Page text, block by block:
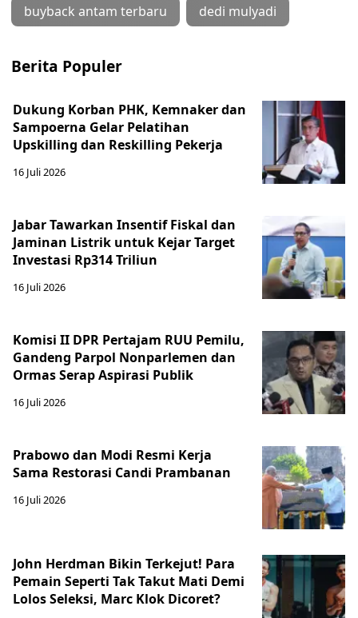
buyback antam terbaru dedi mulyadi
Berita Populer
Dukung Korban PHK, Kemnaker dan
Sampoerna Gelar Pelatihan
Upskilling dan Reskilling Pekerja
16 Juli 2026
Jabar Tawarkan Insentif Fiskal dan
Jaminan Listrik untuk Kejar Target
Investasi Rp314 Triliun
16 Juli 2026
Komisi II DPR Pertajam RUU Pemilu,
Gandeng Parpol Nonparlemen dan
Ormas Serap Aspirasi Publik
16 Juli 2026
Prabowo dan Modi Resmi Kerja
Sama Restorasi Candi Prambanan
16 Juli 2026
John Herdman Bikin Terkejut! Para
Pemain Seperti Tak Takut Mati Demi
Lolos Seleksi, Marc Klok Dicoret?